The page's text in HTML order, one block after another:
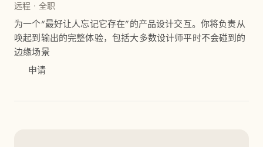
远程 · 全职
为一个“最好让人忘记它存在”的产品设计交互。你将负责从
唤起到输出的完整体验，包括大多数设计师平时不会碰到的
边缘场景
申请